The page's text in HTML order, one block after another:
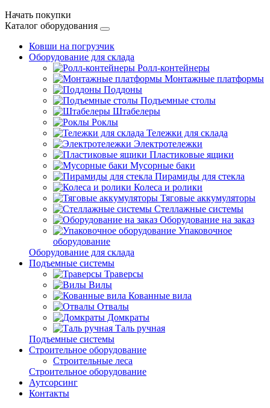
Начать покупки
Каталог оборудования
Ковши на погрузчик
Оборудование для склада
Ролл-контейнеры
Монтажные платформы
Поддоны
Подъемные столы
Штабелеры
Роклы
Тележки для склада
Электротележки
Пластиковые ящики
Мусорные баки
Пирамиды для стекла
Колеса и ролики
Тяговые аккумуляторы
Стеллажные системы
Оборудование на заказ
Упаковочное
оборудование
Оборудование для склада
Подъемные системы
Траверсы
Вилы
Кованные вила
Отвалы
Домкраты
Таль ручная
Подъемные системы
Строительное оборудование
Строительные леса
Строительное оборудование
Аутсорсинг
Контакты